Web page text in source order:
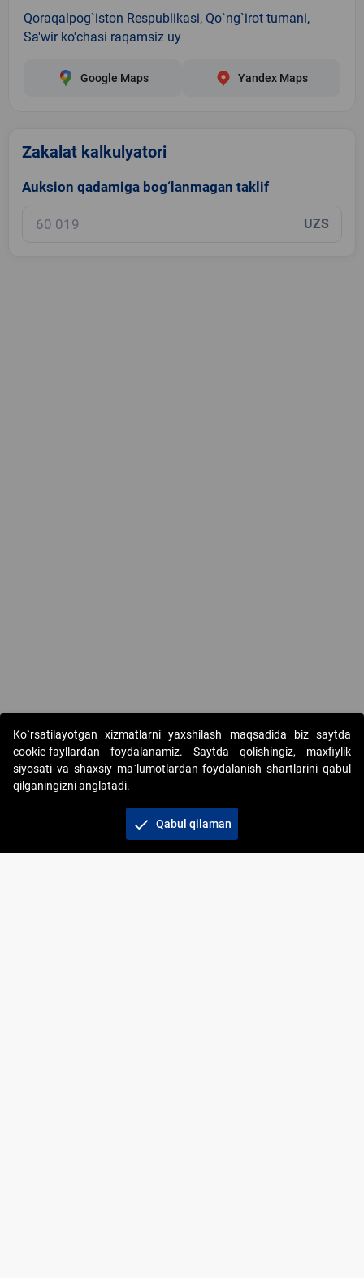
Qoraqalpog`iston Respublikasi, Qo`ng`irot tumani,
Sa'wir ko'chasi raqamsiz uy
Google Maps Yandex Maps
Zakalat kalkulyatori
Auksion qadamiga bog‘lanmagan taklif
UZS
Copyright © 2017-2026. "Elektron onlayn-auksionlarni
tashkil etish" AJ. Barcha huquqlar himoyalangan
Ko`rsatilayotgan xizmatlarni yaxshilash maqsadida biz saytda
cookie-fayllardan foydalanamiz. Saytda qolishingiz, maxfiylik
siyosati va shaxsiy ma`lumotlardan foydalanish shartlarini qabul
qilganingizni anglatadi.
check Qabul qilaman